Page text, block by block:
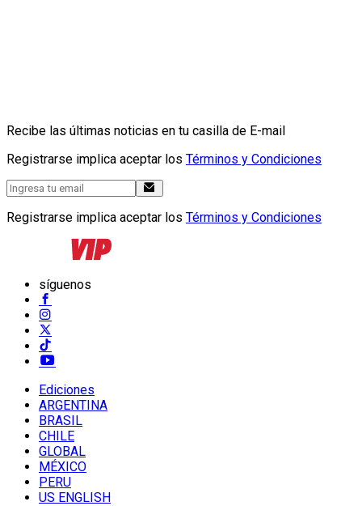
Recibe las últimas noticias en tu casilla de E-mail
Registrarse implica aceptar los Términos y Condiciones
Registrarse implica aceptar los Términos y Condiciones
síguenos
Ediciones
ARGENTINA
BRASIL
CHILE
GLOBAL
MÉXICO
PERU
US ENGLISH